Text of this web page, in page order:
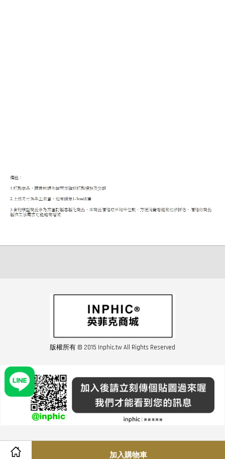
加入購物車
版權所有 © 2015 Inphic.tw All Rights Reserved
友站連結inphic營業設備
聯絡我們 02-28852016 如遇商品缺貨或數量不足請與客服聯繫
服務條款| |經營者資訊|